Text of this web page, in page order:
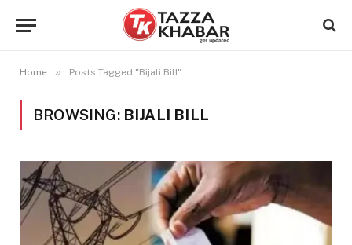
Home » Posts Tagged "Bijali Bill"
BROWSING: BIJALI BILL